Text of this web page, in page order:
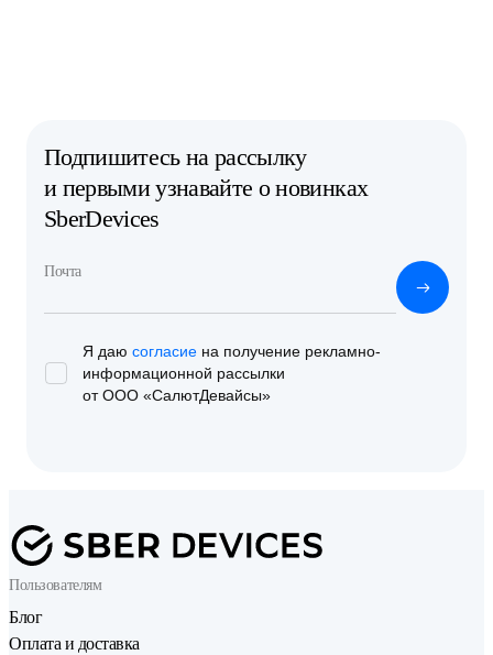
Подпишитесь на рассылку
и первыми узнавайте о новинках
SberDevices
Почта
Я даю согласие на получение рекламно-
информационной рассылки
от ООО «СалютДевайсы»
Пользователям
Блог
Оплата и доставка